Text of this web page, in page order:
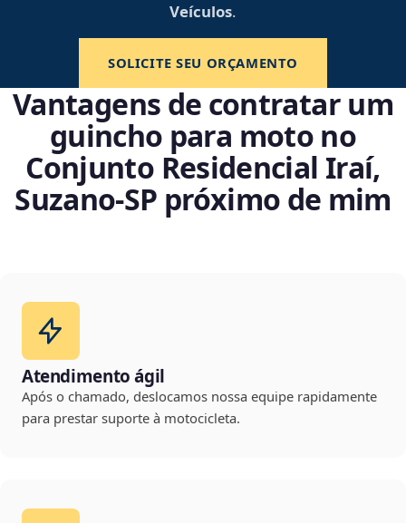
Veículos.
SOLICITE SEU ORÇAMENTO
Vantagens de contratar um
guincho para moto no
Conjunto Residencial Iraí,
Suzano‑SP próximo de mim
Atendimento ágil
Após o chamado, deslocamos nossa equipe rapidamente
para prestar suporte à motocicleta.